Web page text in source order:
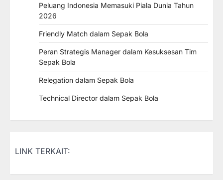
Peluang Indonesia Memasuki Piala Dunia Tahun
2026
Friendly Match dalam Sepak Bola
Peran Strategis Manager dalam Kesuksesan Tim
Sepak Bola
Relegation dalam Sepak Bola
Technical Director dalam Sepak Bola
LINK TERKAIT: